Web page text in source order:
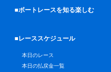
■ボートレースを知る楽しむ
■レーススケジュール
本日のレース
本日の払戻金一覧